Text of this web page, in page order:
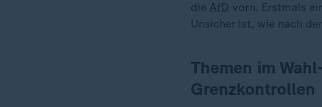
die AfD vorn. Erstmals
Unsicher ist, wie nach
Themen im
Grenzkontrollen